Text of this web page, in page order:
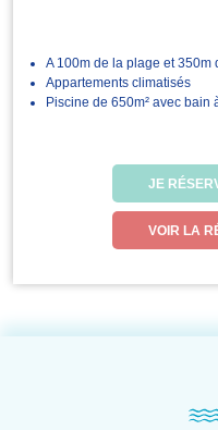
A 100m de la plage et 350m
Appartements climatisés
Piscine de 650m² avec bain
JE
VOIR LA